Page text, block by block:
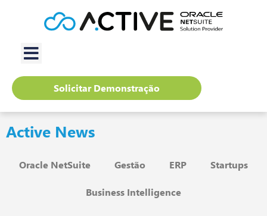
Solicitar Demonstração
Active News
Oracle NetSuite Gestão ERP Startups
Business Intelligence